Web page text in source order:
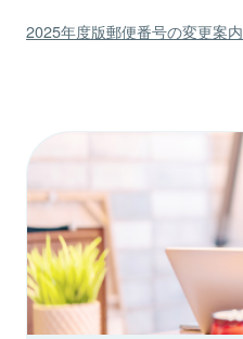
2025年度版郵便番号の変更案内